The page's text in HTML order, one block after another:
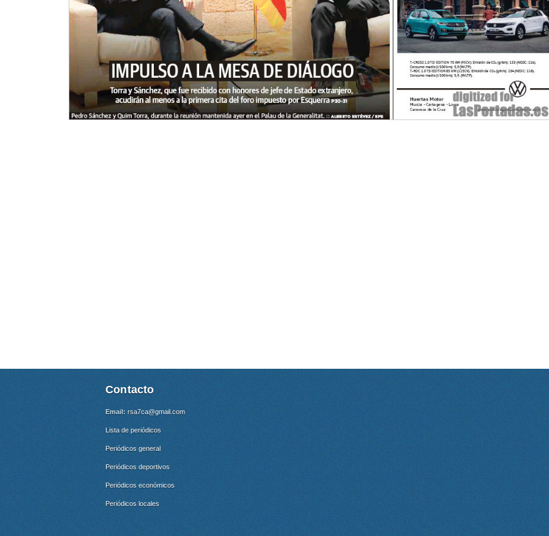
Contacto
Email: rsa7ca@gmail.com
Lista de periódicos
Periódicos general
Periódicos deportivos
Periódicos económicos
Periódicos locales